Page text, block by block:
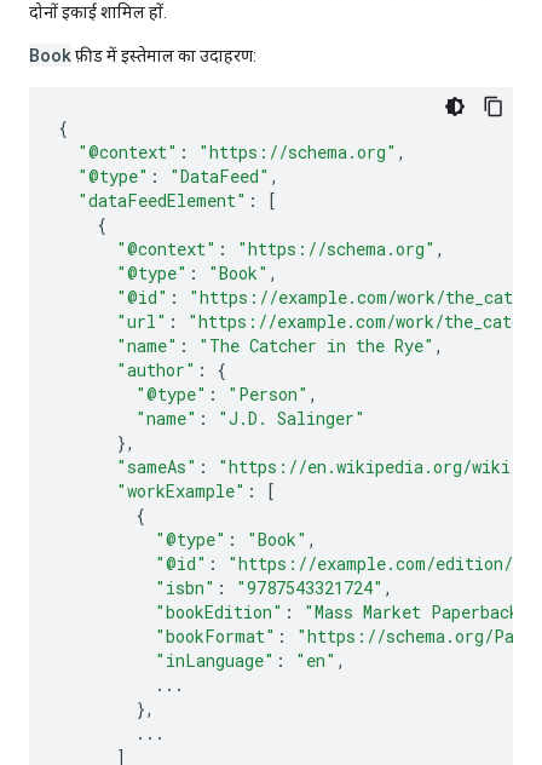
दोनों इकाई शामिल हों.
Bookफ़ीड में इस्तेमाल का उदाहरण:
{
"@context" : "https://schema.org" ,
"@type" : "DataFeed" ,
"dataFeedElement" :
[
{
"@context" : "https://schema.org" ,
"@type" : "Book" ,
"@id" :
"https://example.com/work/
"url" :
"https://example.com/work/
"name" : "The Catcher in the Rye" ,
"author" :
{
"@type" : "Person" ,
"name" :
"J.D. Salinger"
},
"sameAs" :
"https://en.wikipedia.org/wiki/
"workExample" :
[
{
"@type" : "Book" ,
"@id" :
"https://example.com/edition/
"isbn" : "9787543321724" ,
"bookEdition" : "Mass Market Paperback"
"bookFormat" :
"https://schema.org/
"inLanguage" : "en" ,
...
},
...
]